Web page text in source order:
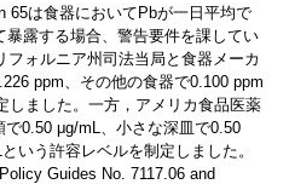
は食器においてPbが一日平均で
露する場合、警告要件を課してい
フォルニア州司法当局と食器メーカ
ppm、その他の食器で0.100 ppm
しました。一方，アメリカ食品医薬
0.50 μg/mL、小さな深皿で0.50
いう許容レベルを制定しました。
Guides No. 7117.06 and